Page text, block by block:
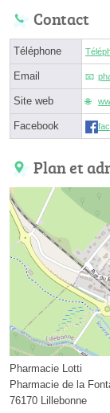
Contact
Téléphone
Email
Site web
Facebook
Plan et
Pharmacie Lotti
Pharmacie de la
76170 Lillebonne